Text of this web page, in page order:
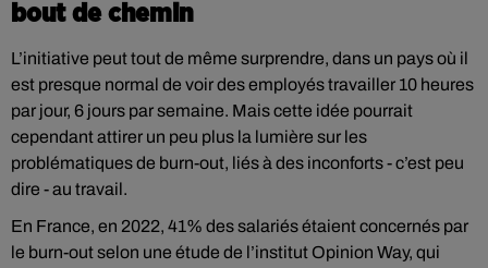
bout de chemin
L’initiative peut tout de même surprendre, dans un pays où il
est presque normal de voir des employés travailler 10 heures
par jour, 6 jours par semaine. Mais cette idée pourrait
cependant attirer un peu plus la lumière sur les
problématiques de burn-out, liés à des inconforts - c’est peu
dire - au travail.
En France, en 2022, 41% des salariés étaient concernés par
le burn-out selon une étude de l’institut Opinion Way, qui